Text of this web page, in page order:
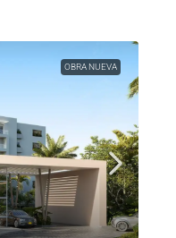
OBRA NUEVA